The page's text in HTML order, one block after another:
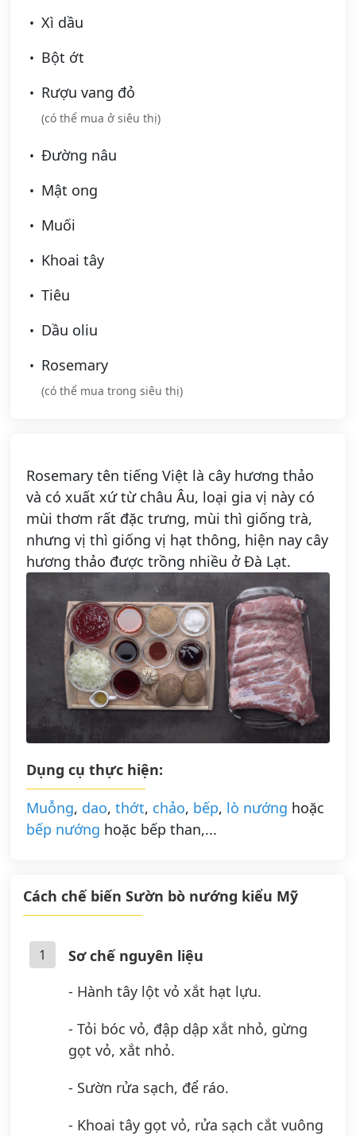
Xì dầu
Bột ớt
Rượu vang đỏ
(có thể mua ở siêu thị)
Đường nâu
Mật ong
Muối
Khoai tây
Tiêu
Dầu oliu
Rosemary
(có thể mua trong siêu thị)
Rosemary tên tiếng Việt là cây hương thảo
và có xuất xứ từ châu Âu, loại gia vị này có
mùi thơm rất đặc trưng, mùi thì giống trà,
nhưng vị thì giống vị hạt thông, hiện nay cây
hương thảo được trồng nhiều ở Đà Lạt.
Dụng cụ thực hiện:
Muỗng, dao, thớt, chảo, bếp, lò nướng hoặc
bếp nướng hoặc bếp than,...
Cách chế biến Sườn bò nướng kiểu Mỹ
1
Sơ chế nguyên liệu
- Hành tây lột vỏ xắt hạt lựu.
- Tỏi bóc vỏ, đập dập xắt nhỏ, gừng
gọt vỏ, xắt nhỏ.
- Sườn rửa sạch, để ráo.
- Khoai tây gọt vỏ, rửa sạch cắt vuông